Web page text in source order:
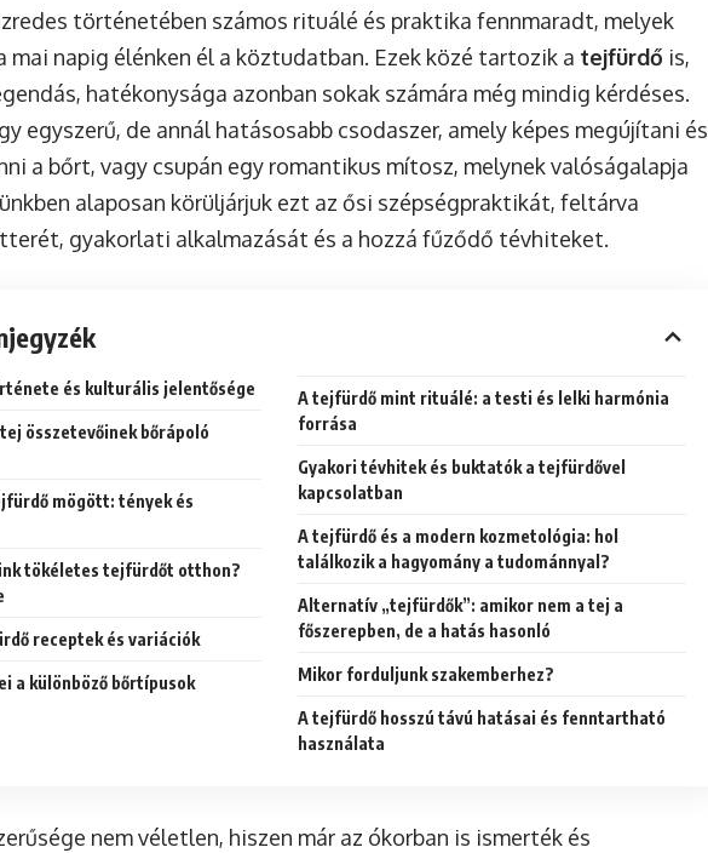
történetében számos rituálé és praktika fennmaradt, melyek
mai napig élénken él a köztudatban. Ezek közé tartozik a tejfürdő is,
hatékonysága azonban sokak számára még mindig kérdéses.
egyszerű, de annál hatásosabb csodaszer, amely képes megújítani és
a bőrt, vagy csupán egy romantikus mítosz, melynek valóságalapja
alaposan körüljárjuk ezt az ősi szépségpraktikát, feltárva
gyakorlati alkalmazását és a hozzá fűződő tévhiteket.
és kulturális jelentősége
összetevőinek bőrápoló
mögött: tények és
tökéletes tejfürdőt otthon?
receptek és variációk
a különböző bőrtípusok
A tejfürdő mint rituálé: a testi és lelki harmónia
forrása
Gyakori tévhitek és buktatók a tejfürdővel
kapcsolatban
A tejfürdő és a modern kozmetológia: hol
találkozik a hagyomány a tudománnyal?
Alternatív „tejfürdők”: amikor nem a tej a
főszerepben, de a hatás hasonló
Mikor forduljunk szakemberhez?
A tejfürdő hosszú távú hatásai és fenntartható
használata
nem véletlen, hiszen már az ókorban is ismerték és